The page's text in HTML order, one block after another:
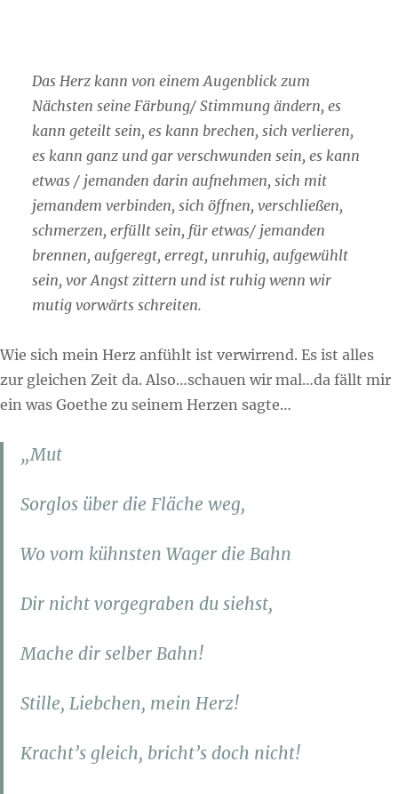
Das Herz kann von einem Augenblick zum
Nächsten seine Färbung/ Stimmung ändern, es
kann geteilt sein, es kann brechen, sich verlieren,
es kann ganz und gar verschwunden sein, es kann
etwas / jemanden darin aufnehmen, sich mit
jemandem verbinden, sich öffnen, verschließen,
schmerzen, erfüllt sein, für etwas/ jemanden
brennen, aufgeregt, erregt, unruhig, aufgewühlt
sein, vor Angst zittern und ist ruhig wenn wir
mutig vorwärts schreiten.
Wie sich mein Herz anfühlt ist verwirrend. Es ist alles
zur gleichen Zeit da. Also…schauen wir mal…da fällt mir
ein was Goethe zu seinem Herzen sagte…
„Mut
Sorglos über die Fläche weg,
Wo vom kühnsten Wager die Bahn
Dir nicht vorgegraben du siehst,
Mache dir selber Bahn!
Stille, Liebchen, mein Herz!
Kracht’s gleich, bricht’s doch nicht!